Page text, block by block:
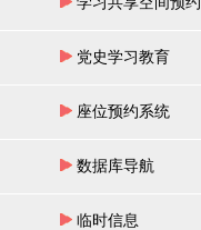
党史学习教育
座位预约系统
数据库导航
临时信息